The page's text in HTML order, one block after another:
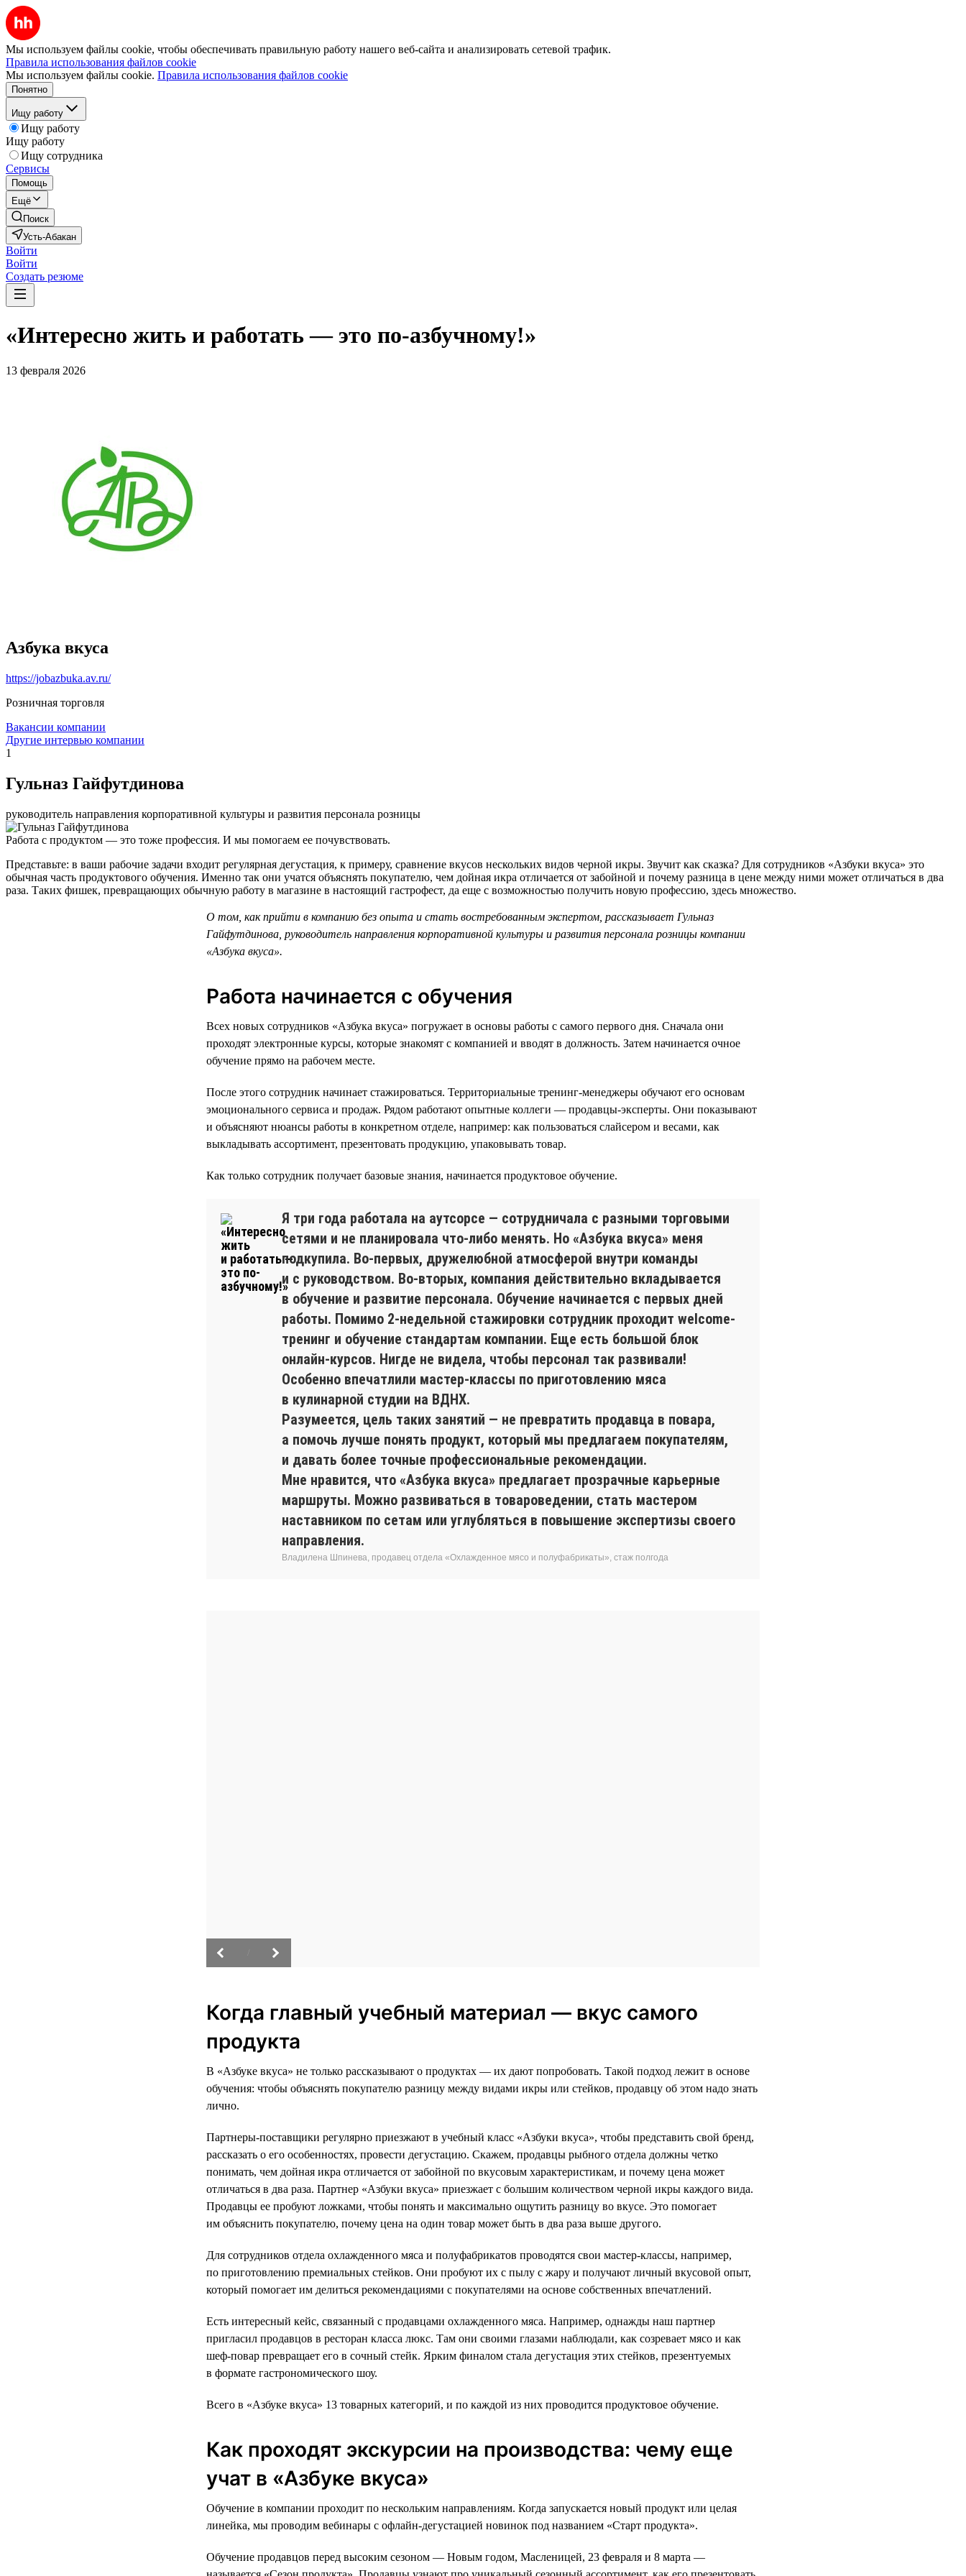
Мы используем файлы cookie, чтобы обеспечивать правильную работу нашего веб-сайта и анализировать сетевой трафик.
Правила использования файлов cookie
Мы используем файлы cookie. Правила использования файлов cookie
Понятно
Ищу работу
Ищу работу
Ищу работу
Ищу сотрудника
Сервисы
Помощь
Ещё
Поиск
Усть-Абакан
Войти
Войти
Создать резюме
«Интересно жить и работать — это по-азбучному!»
13 февраля 2026
Азбука вкуса
https://jobazbuka.av.ru/
Розничная торговля
Вакансии компании
Другие интервью компании
1
Гульназ Гайфутдинова
руководитель направления корпоративной культуры и развития персонала розницы
Работа с продуктом — это тоже профессия. И мы помогаем ее почувствовать.
Представьте: в ваши рабочие задачи входит регулярная дегустация, к примеру, сравнение вкусов нескольких видов черной икры. Звучит как сказка? Для сотрудников «Азбуки вкуса» это
обычная часть продуктового обучения. Именно так они учатся объяснять покупателю, чем дойная икра отличается от забойной и почему разница в цене между ними может отличаться в два
раза. Таких фишек, превращающих обычную работу в магазине в настоящий гастрофест, да еще с возможностью получить новую профессию, здесь множество.
О том, как прийти в компанию без опыта и стать востребованным экспертом, рассказывает Гульназ
Гайфутдинова, руководитель направления корпоративной культуры и развития персонала розницы компании
«Азбука вкуса».
Работа начинается с обучения
Всех новых сотрудников «Азбука вкуса» погружает в основы работы с самого первого дня. Сначала они
проходят электронные курсы, которые знакомят с компанией и вводят в должность. Затем начинается очное
обучение прямо на рабочем месте.
После этого сотрудник начинает стажироваться. Территориальные тренинг-менеджеры обучают его основам
эмоционального сервиса и продаж. Рядом работают опытные коллеги — продавцы-эксперты. Они показывают
и объясняют нюансы работы в конкретном отделе, например: как пользоваться слайсером и весами, как
выкладывать ассортимент, презентовать продукцию, упаковывать товар.
Как только сотрудник получает базовые знания, начинается продуктовое обучение.
Я три года работала на аутсорсе — сотрудничала с разными торговыми
сетями и не планировала что-либо менять. Но «Азбука вкуса» меня
подкупила. Во-первых, дружелюбной атмосферой внутри команды
и с руководством. Во-вторых, компания действительно вкладывается
в обучение и развитие персонала. Обучение начинается с первых дней
работы. Помимо 2-недельной стажировки сотрудник проходит welcome-
тренинг и обучение стандартам компании. Еще есть большой блок
онлайн-курсов. Нигде не видела, чтобы персонал так развивали!
Особенно впечатлили мастер-классы по приготовлению мяса
в кулинарной студии на ВДНХ.
Разумеется, цель таких занятий — не превратить продавца в повара,
а помочь лучше понять продукт, который мы предлагаем покупателям,
и давать более точные профессиональные рекомендации.
Мне нравится, что «Азбука вкуса» предлагает прозрачные карьерные
маршруты. Можно развиваться в товароведении, стать мастером
наставником по сетам или углубляться в повышение экспертизы своего
направления.
Владилена Шпинева, продавец отдела «Охлажденное мясо и полуфабрикаты», стаж полгода
Когда главный учебный материал — вкус самого
продукта
В «Азбуке вкуса» не только рассказывают о продуктах — их дают попробовать. Такой подход лежит в основе
обучения: чтобы объяснять покупателю разницу между видами икры или стейков, продавцу об этом надо знать
лично.
Партнеры-поставщики регулярно приезжают в учебный класс «Азбуки вкуса», чтобы представить свой бренд,
рассказать о его особенностях, провести дегустацию. Скажем, продавцы рыбного отдела должны четко
понимать, чем дойная икра отличается от забойной по вкусовым характеристикам, и почему цена может
отличаться в два раза. Партнер «Азбуки вкуса» приезжает с большим количеством черной икры каждого вида.
Продавцы ее пробуют ложками, чтобы понять и максимально ощутить разницу во вкусе. Это помогает
им объяснить покупателю, почему цена на один товар может быть в два раза выше другого.
Для сотрудников отдела охлажденного мяса и полуфабрикатов проводятся свои мастер-классы, например,
по приготовлению премиальных стейков. Они пробуют их с пылу с жару и получают личный вкусовой опыт,
который помогает им делиться рекомендациями с покупателями на основе собственных впечатлений.
Есть интересный кейс, связанный с продавцами охлажденного мяса. Например, однажды наш партнер
пригласил продавцов в ресторан класса люкс. Там они своими глазами наблюдали, как созревает мясо и как
шеф-повар превращает его в сочный стейк. Ярким финалом стала дегустация этих стейков, презентуемых
в формате гастрономического шоу.
Всего в «Азбуке вкуса» 13 товарных категорий, и по каждой из них проводится продуктовое обучение.
Как проходят экскурсии на производства: чему еще
учат в «Азбуке вкуса»
Обучение в компании проходит по нескольким направлениям. Когда запускается новый продукт или целая
линейка, мы проводим вебинары с офлайн-дегустацией новинок под названием «Старт продукта».
Обучение продавцов перед высоким сезоном — Новым годом, Масленицей, 23 февраля и 8 марта —